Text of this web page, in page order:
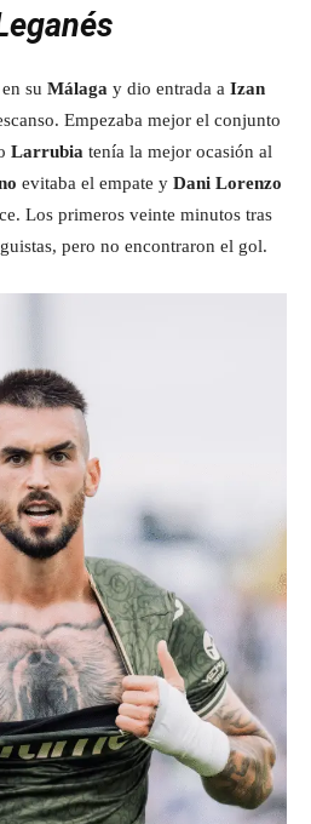
su Málaga y dio entrada a Izan
Empezaba mejor el conjunto
Larrubia tenía la mejor ocasión al
evitaba el empate y Dani Lorenzo
Los primeros veinte minutos tras
pero no encontraron el gol.